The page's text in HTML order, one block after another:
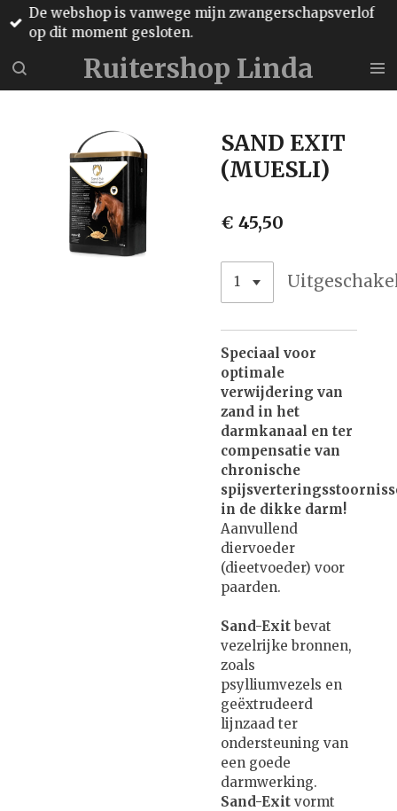
Ga
direct
de
hoofdinhoud
Ruitershop Linda
De webshop is vanwege mijn zwangerschapsverlof
op dit moment gesloten.
SAND EXIT
(MUESLI)
€ 45,50
Speciaal voor
optimale
verwijdering van
zand in het
darmkanaal en ter
compensatie van
chronische
in de dikke darm!
Aanvullend
diervoeder
(dieetvoeder) voor
paarden.
Sand-Exitbevat
vezelrijke bronnen,
zoals
psylliumvezels en
geëxtrudeerd
lijnzaad ter
ondersteuning van
een goede
darmwerking.
Sand-Exit vormt